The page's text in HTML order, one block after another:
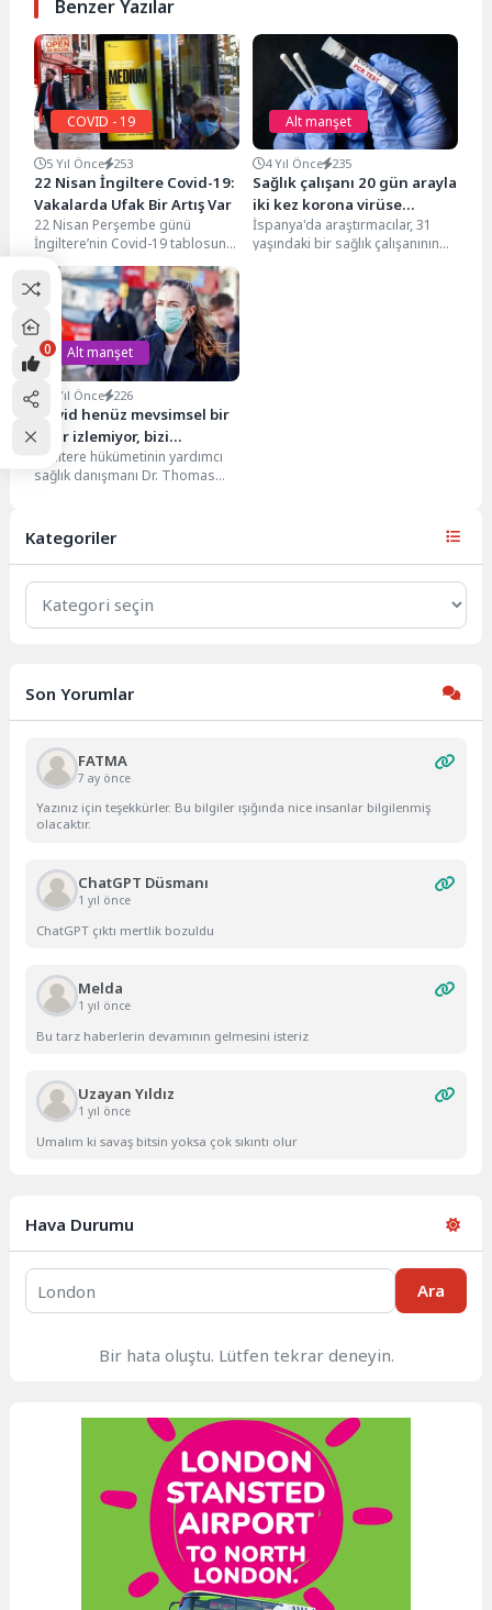
Benzer Yazılar
COVID - 19
5 Yıl Önce 253
22 Nisan İngiltere Covid-19:
Vakalarda Ufak Bir Artış Var
22 Nisan Perşembe günü
İngiltere’nin Covid-19 tablosuna
baktığımızda, 2.729 yeni pozitif
vakanın kaydedilmiş olduğunu
görüyoruz....
Alt manşet
4 Yıl Önce 235
Sağlık çalışanı 20 gün arayla
iki kez korona virüse
yakalandı
İspanya'da araştırmacılar, 31
yaşındaki bir sağlık çalışanının
Alt manşet
3 Yıl Önce 226
‘Covid henüz mevsimsel bir
seyir izlemiyor, bizi
şaşırtmaya devam edecek’
İngiltere hükümetinin yardımcı
sağlık danışmanı Dr. Thomas
Waite, Covid'in...
Kategoriler
Kategoriler
Son Yorumlar
FATMA
7 ay önce
Yazınız için teşekkürler. Bu bilgiler ışığında nice insanlar bilgilenmiş
olacaktır.
ChatGPT Düsmanı
1 yıl önce
ChatGPT çıktı mertlik bozuldu
Melda
1 yıl önce
Bu tarz haberlerin devamının gelmesini isteriz
Uzayan Yıldız
1 yıl önce
Umalım ki savaş bitsin yoksa çok sıkıntı olur
Hava Durumu
Ara
Bir hata oluştu. Lütfen tekrar deneyin.
0